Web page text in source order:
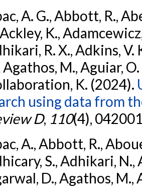
A. G., Abbott, R.,
Ackley, K.,
R. X., Adkins, V.
Agathos, M., Aguiar,
K. (2024).
using data from
D, 110(4),
A., Abbott, R.,
S., Adhikari, N.,
D., Agathos, M.,